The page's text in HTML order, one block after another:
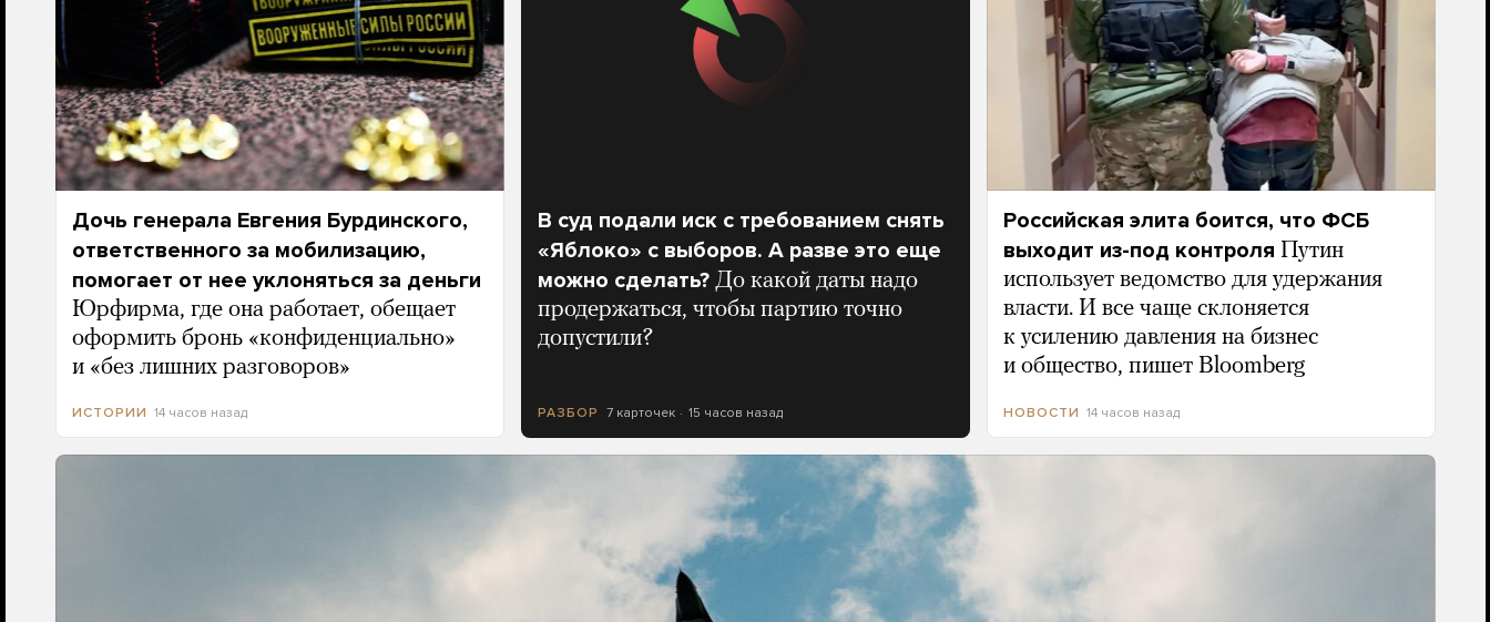
Дочь генерала Евгения Бурдинского,
ответственного за мобилизацию,
помогает от нее уклоняться за деньги
Юрфирма, где она работает, обещает
оформить бронь «конфиденциально»
и «без лишних разговоров»
ИСТОРИИ 14 часов назад
В суд подали иск с требованием снять
«Яблоко» с выборов. А разве это еще
можно сделать? До какой даты надо
продержаться, чтобы партию точно
допустили?
РАЗБОР 7 карточек 15 часов назад
Российская элита боится, что ФСБ
выходит из-под контроля Путин
использует ведомство для удержания
власти. И все чаще склоняется
к усилению давления на бизнес
и общество, пишет Bloomberg
НОВОСТИ 14 часов назад